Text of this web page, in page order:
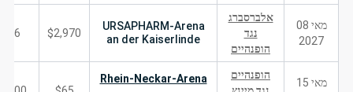
מאי 08
2027
אלברסברג
נגד
הופנהיים
URSAPHARM-Arena
an der Kaiserlinde
$2,970
6
מאי 15
הופנהיים
Rhein-Neckar-Arena